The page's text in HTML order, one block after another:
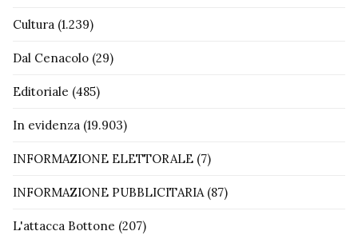
Cultura (1.239)
Dal Cenacolo (29)
Editoriale (485)
In evidenza (19.903)
INFORMAZIONE ELETTORALE (7)
INFORMAZIONE PUBBLICITARIA(87)
L'attacca Bottone (207)